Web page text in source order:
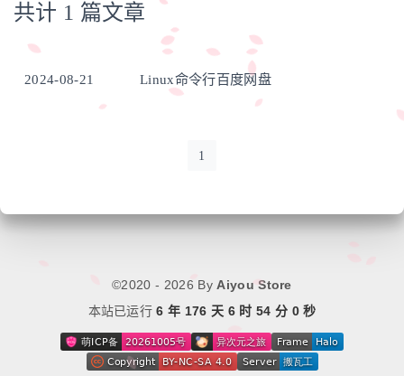
共计 1 篇文章
2024-08-21 Linux命令行百度网盘
1
©2020 - 2026 By Aiyou Store
本站已运行6 年 176 天 6 时 54 分 0 秒
已链接至主星
PROTOCOL: GALAXY-X9
小蚂蚁